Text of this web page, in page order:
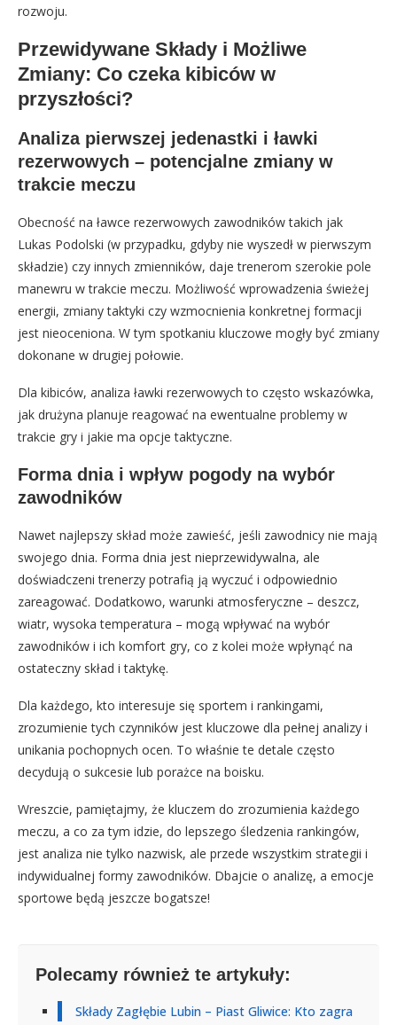
rozwoju.
Przewidywane Składy i Możliwe
Zmiany: Co czeka kibiców w
przyszłości?
Analiza pierwszej jedenastki i ławki
rezerwowych – potencjalne zmiany w
trakcie meczu
Obecność na ławce rezerwowych zawodników takich jak
Lukas Podolski (w przypadku, gdyby nie wyszedł w pierwszym
składzie) czy innych zmienników, daje trenerom szerokie pole
manewru w trakcie meczu. Możliwość wprowadzenia świeżej
energii, zmiany taktyki czy wzmocnienia konkretnej formacji
jest nieoceniona. W tym spotkaniu kluczowe mogły być zmiany
dokonane w drugiej połowie.
Dla kibiców, analiza ławki rezerwowych to często wskazówka,
jak drużyna planuje reagować na ewentualne problemy w
trakcie gry i jakie ma opcje taktyczne.
Forma dnia i wpływ pogody na wybór
zawodników
Nawet najlepszy skład może zawieść, jeśli zawodnicy nie mają
swojego dnia. Forma dnia jest nieprzewidywalna, ale
doświadczeni trenerzy potrafią ją wyczuć i odpowiednio
zareagować. Dodatkowo, warunki atmosferyczne – deszcz,
wiatr, wysoka temperatura – mogą wpływać na wybór
zawodników i ich komfort gry, co z kolei może wpłynąć na
ostateczny skład i taktykę.
Dla każdego, kto interesuje się sportem i rankingami,
zrozumienie tych czynników jest kluczowe dla pełnej analizy i
unikania pochopnych ocen. To właśnie te detale często
decydują o sukcesie lub porażce na boisku.
Wreszcie, pamiętajmy, że kluczem do zrozumienia każdego
meczu, a co za tym idzie, do lepszego śledzenia rankingów,
jest analiza nie tylko nazwisk, ale przede wszystkim strategii i
indywidualnej formy zawodników. Dbajcie o analizę, a emocje
sportowe będą jeszcze bogatsze!
Polecamy również te artykuły:
Składy Zagłębie Lubin – Piast Gliwice: Kto zagra